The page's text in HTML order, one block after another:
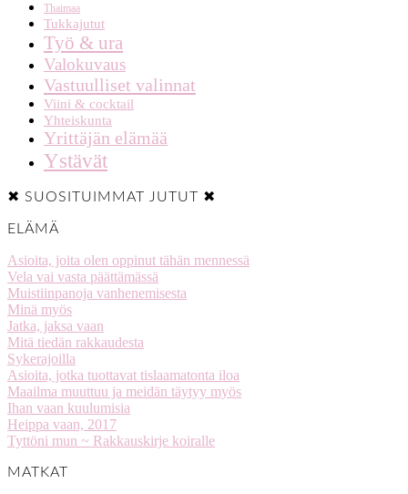
Thaimaa
Tukkajutut
Työ & ura
Valokuvaus
Vastuulliset valinnat
Viini & cocktail
Yhteiskunta
Yrittäjän elämää
Ystävät
✖ SUOSITUIMMAT JUTUT ✖
ELÄMÄ
Asioita, joita olen oppinut tähän mennessä
Vela vai vasta päättämässä
Muistiinpanoja vanhenemisesta
Minä myös
Jatka, jaksa vaan
Mitä tiedän rakkaudesta
Sykerajoilla
Asioita, jotka tuottavat tislaamatonta iloa
Maailma muuttuu ja meidän täytyy myös
Ihan vaan kuulumisia
Heippa vaan, 2017
Tyttöni mun ~ Rakkauskirje koiralle
MATKAT